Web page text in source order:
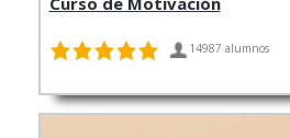
14987 alumnos